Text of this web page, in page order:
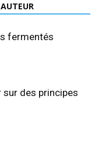
fermentés
sur des principes